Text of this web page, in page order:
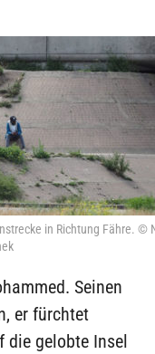
in Richtung Fähre. ©
Seinen
er fürchtet
die gelobte Insel